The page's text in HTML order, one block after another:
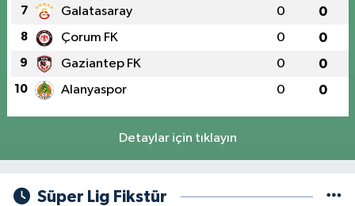
7 Galatasaray 0 0
8 Çorum FK 0 0
9 Gaziantep FK 0 0
10 Alanyaspor 0 0
Detaylar için tıklayın
Süper Lig Fikstür